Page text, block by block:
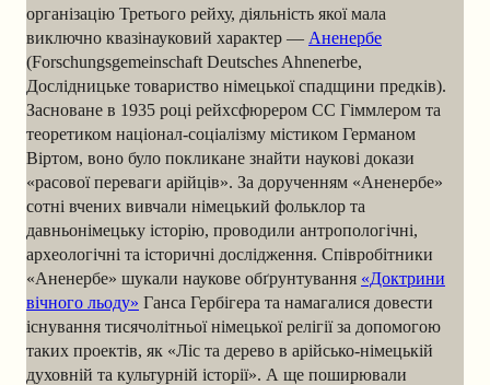
організацію Третього рейху, діяльність якої мала
виключно квазінауковий характер — Аненербе
(Forschungsgemeinschaft Deutsches Ahnenerbe,
Дослідницьке товариство німецької спадщини предків).
Засноване в 1935 році рейхсфюрером СС Гіммлером та
теоретиком націонал-соціалізму містиком Германом
Віртом, воно було покликане знайти наукові докази
«расової переваги арійців». За дорученням «Аненербе»
сотні вчених вивчали німецький фольклор та
давньонімецьку історію, проводили антропологічні,
археологічні та історичні дослідження. Співробітники
«Аненербе» шукали наукове обґрунтування «Доктрини
вічного льоду» Ганса Гербігера та намагалися довести
існування тисячолітньої німецької релігії за допомогою
таких проектів, як «Ліс та дерево в арійсько-німецькій
духовній та культурній історії». А ще поширювали